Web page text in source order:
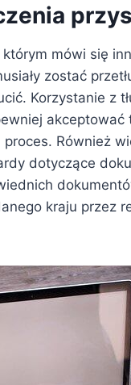
mówi się
zostać
Korzystanie z
Również
dotyczące
kraju przez